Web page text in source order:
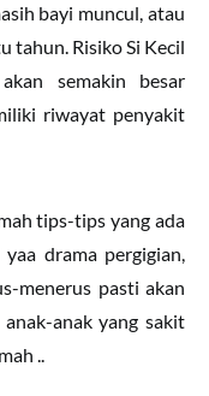
bayi muncul, atau
tahun. Risiko Si Kecil
semakin besar
riwayat penyakit
tips-tips yang ada
drama pergigian,
menerus pasti akan
anak yang sakit
..